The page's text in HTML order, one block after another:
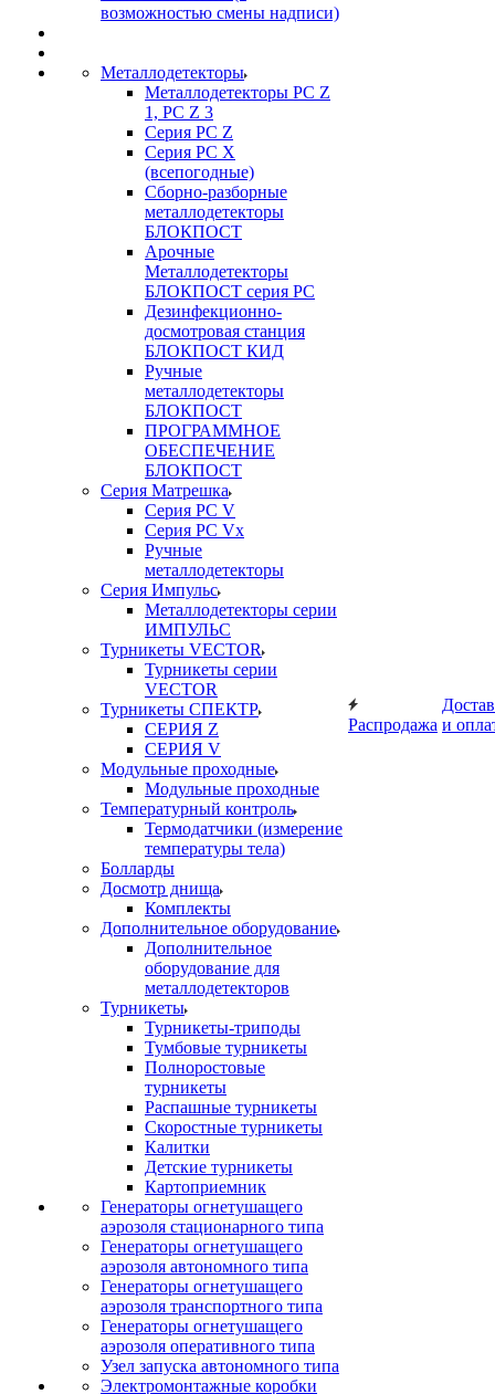
возможностью смены надписи)
Металлодетекторы
Металлодетекторы РС Z
1, PC Z 3
Серия РС Z
Серия РС X
(всепогодные)
Сборно-разборные
металлодетекторы
БЛОКПОСТ
Арочные
Металлодетекторы
БЛОКПОСТ серия РС
Дезинфекционно-
досмотровая станция
БЛОКПОСТ КИД
Ручные
металлодетекторы
БЛОКПОСТ
ПРОГРАММНОЕ
ОБЕСПЕЧЕНИЕ
БЛОКПОСТ
Серия Матрешка
Серия PC V
Серия PC Vx
Ручные
металлодетекторы
Серия Импульс
Металлодетекторы серии
ИМПУЛЬС
Турникеты VECTOR
Турникеты серии
VECTOR
Турникеты СПЕКТР
СЕРИЯ Z
СЕРИЯ V
Модульные проходные
Модульные проходные
Температурный контроль
Термодатчики (измерение
температуры тела)
Болларды
Досмотр днища
Комплекты
Дополнительное оборудование
Дополнительное
оборудование для
металлодетекторов
Турникеты
Турникеты-триподы
Тумбовые турникеты
Полноростовые
турникеты
Распашные турникеты
Скоростные турникеты
Калитки
Детские турникеты
Картоприемник
Генераторы огнетушащего
аэрозоля стационарного типа
Генераторы огнетушащего
аэрозоля автономного типа
Генераторы огнетушащего
аэрозоля транспортного типа
Генераторы огнетушащего
аэрозоля оперативного типа
Узел запуска автономного типа
Электромонтажные коробки
Распродажа и